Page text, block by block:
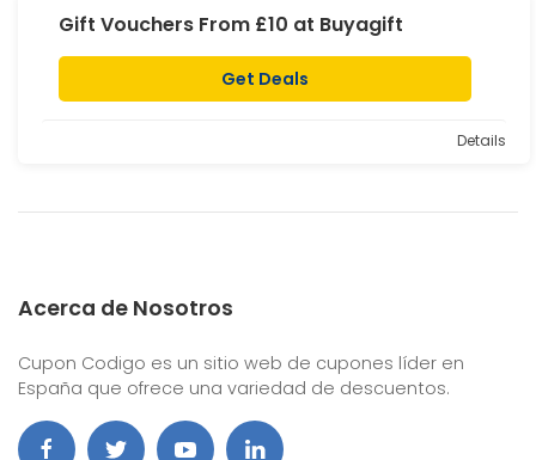
Gift Vouchers From £10 at Buyagift
Get Deals
Details
Acerca de Nosotros
Cupon Codigo es un sitio web de cupones líder en
España que ofrece una variedad de descuentos.